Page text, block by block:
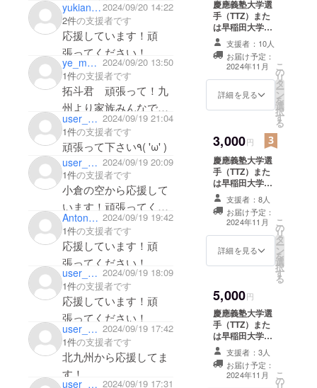
yukiando03052024/09/20 14:22
2件の支援者です
応援しています！頑
張ってください！
ye_maimai6 2024/09/20 13:50
1件の支援者です
拓斗君 頑張って！九
州より家族みんなで応
援してます！
user_d8ffd235dc74 2024/09/19 21:04
1件の支援者です
頑張って下さい٩( 'ω' )
user_a430c4d0b634 2024/09/19 20:09
1件の支援者です
小倉の空から応援して
います！頑張ってくだ
さい！Anton_OYA 2024/09/19 19:42
1件の支援者です
応援しています！頑
user_5d3aec2883e4 2024/09/19 18:09
1件の支援者です
応援しています！頑
張ってください！
user_042f1423afb4 2024/09/19 17:42
1件の支援者です
北九州から応援してま
す！
user_d11b6e3e9334 2024/09/19 17:31
慶應義塾大学選
手（TTZ）また
は早稲田大学選
手（WEC）から
のお礼のお手紙
をメールにて送
信させていただ
きます。 個人
チェキ3枚（ラン
支援者：10人
お届け予定：
2024年11月
詳細を見る
こ
の
リ
タ
ー
ン
を
選
択
す
る
3,000円
慶應義塾大学選
手（TTZ）また
は早稲田大学選
手（WEC）から
のお礼のお手紙
メールにて送信
させていただき
ます。 選手の集
合チェキ及び、
支援者：8人
お届け予定：
2024年11月
詳細を見る
こ
の
リ
タ
ー
ン
を
選
択
す
る
5,000円
慶應義塾大学選
手（TTZ）また
は早稲田大学選
手（WEC）から
のお礼のお手紙
メールにて送信
させていただき
支援者：3人
お届け予定：
2024年11月
こ
の